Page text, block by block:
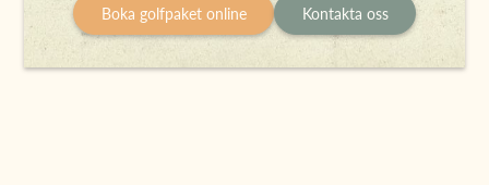
Boka golfpaket online Kontakta oss